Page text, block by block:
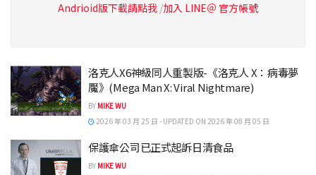
Andrioid版下載請點我 /加入 LINE＠ 官方帳號
洛克人X6神級同人重製版-《洛克人 X：病毒夢
魘》(Mega Man X: Viral Nightmare)
BY MIKE WU
2026 年 03 月 25 日 - UPDATED ON 2026 年 08 月 05 日
保護傘公司已正式起訴日清食品
BY MIKE WU